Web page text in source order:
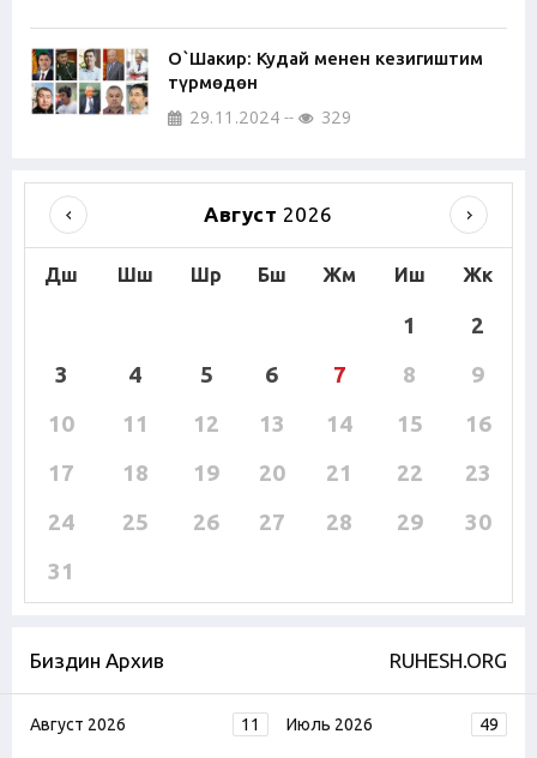
О`Шакир: Кудай менен кезигиштим
түрмөдөн
29.11.2024 329
Август 2026
Дш Шш Шр Бш Жм Иш Жк
1
2
3
4 5 6 7 8
9
10
11 12 13 14 15
16
17
18 19 20 21 22
23
24
25 26 27 28 29
30
31
Биздин Архив RUHESH.ORG
Август 2026 11 Июль 2026 49